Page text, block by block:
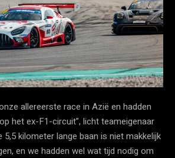
allereerste race in Azië en hadden
het ex-F1-circuit”, licht teameigenaar
5,5 kilometer lange baan is niet makkelijk
en we hadden wel wat tijd nodig om